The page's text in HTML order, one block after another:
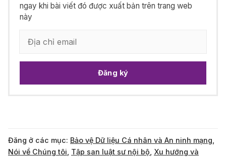
ngay khi bài viết đó được xuất bản trên trang web
này
Đăng ký
Đăng ở các mục: Bảo vệ Dữ liệu Cá nhân và An ninh mạng
Nói về Chúng tôi Tập san luật sư nội bộ Xu hướng và